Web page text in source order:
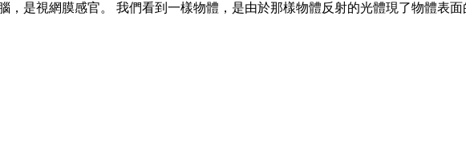
，是視網膜感官。 我們看到一樣物體，是由於那樣物體反射的光體現了物體